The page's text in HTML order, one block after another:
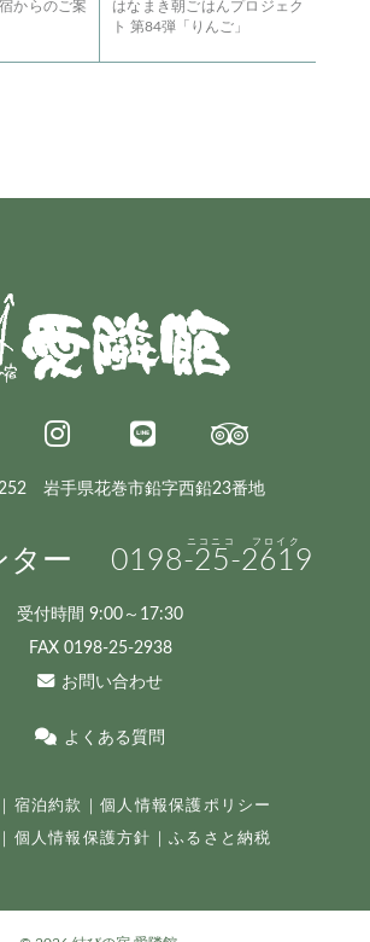
からのご案
はなまき朝ごはんプロジェク
ト 第84弾「りんご」
岩手県花巻市鉛字西鉛23番地
ター 0198-25-2619
受付時間 9:00～17:30
FAX 0198-25-2938
お問い合わせ
よくある質問
宿泊約款 ｜個人情報保護ポリシー
個人情報保護方針 ｜ふるさと納税